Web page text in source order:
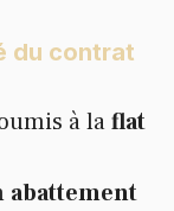
du contrat
à laflat
abattement